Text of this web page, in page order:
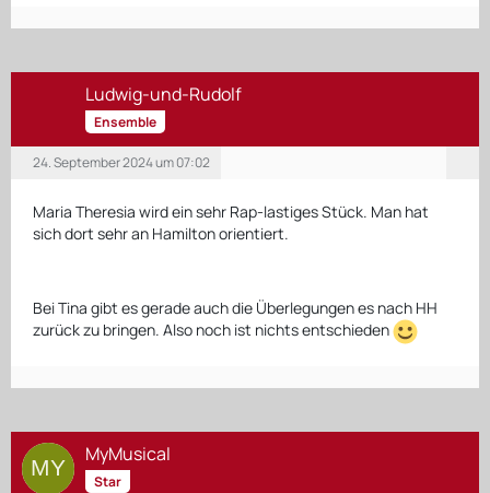
Ludwig-und-Rudolf
Ensemble
24. September 2024 um 07:02
Maria Theresia wird ein sehr Rap-lastiges Stück. Man hat
sich dort sehr an Hamilton orientiert.
Bei Tina gibt es gerade auch die Überlegungen es nach HH
zurück zu bringen. Also noch ist nichts entschieden
MyMusical
Star